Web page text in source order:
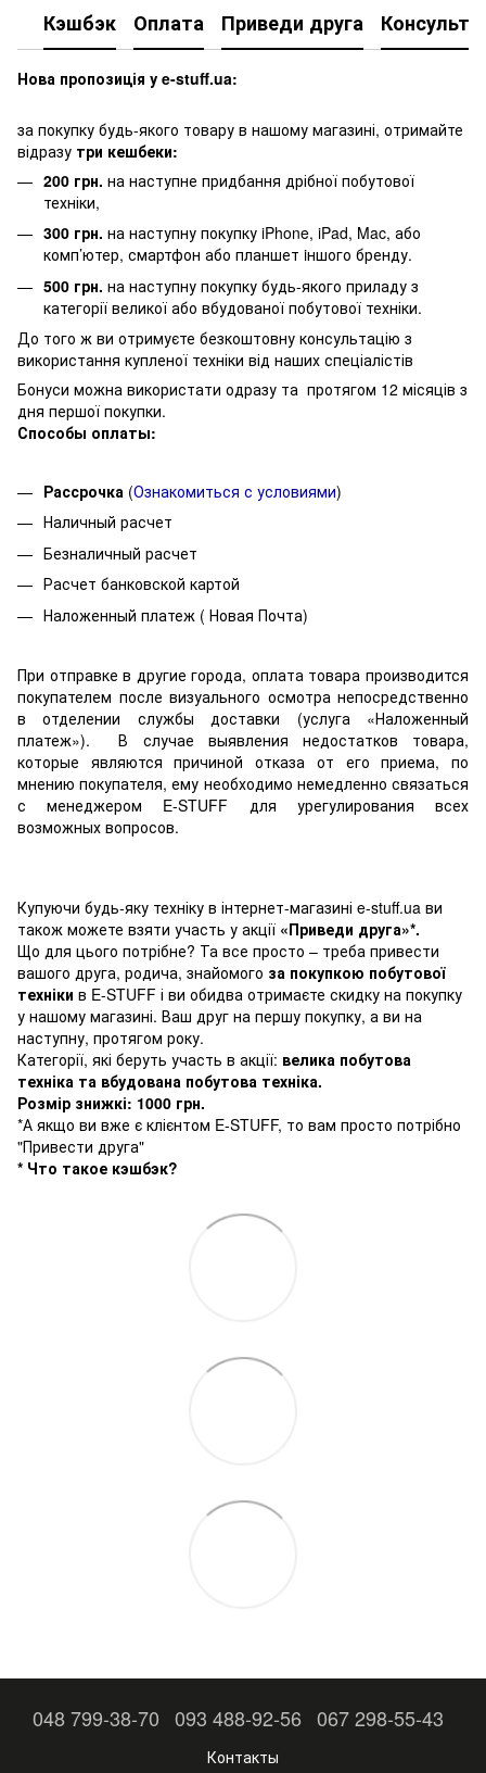
Кэшбэк Оплата Приведи друга
Нова пропозиція у e-stuff.ua:
за покупку будь-якого товару в нашому магазині, отримайте
відразу три кешбеки:
200 грн. на наступне придбання дрібної побутової
техніки,
300 грн. на наступну покупку iPhone, iPad, Mac, або
комп’ютер, смартфон або планшет iншого бренду.
500 грн. на наступну покупку будь-якого приладу з
категорії великої або вбудованої побутової техніки.
До того ж ви отримуєте безкоштовну консультацію з
використання купленої техніки від наших спеціалістів
Бонуси можна використати одразу та протягом 12 місяців з
дня першої покупки.
Способы оплаты:
Рассрочка (Ознакомиться с условиями)
Наличный расчет
Безналичный расчет
Расчет банковской картой
Наложенный платеж ( Новая Почта)
При отправке в другие города, оплата товара производится
покупателем после визуального осмотра непосредственно
в отделении службы доставки (услуга «Наложенный
платеж»). В случае выявления недостатков товара,
которые являются причиной отказа от его приема, по
мнению покупателя, ему необходимо немедленно связаться
с менеджером E-STUFF для урегулирования всех
возможных вопросов.
Купуючи будь-яку техніку в інтернет-магазині e-stuff.ua ви
також можете взяти участь у акції «Приведи друга»*.
Що для цього потрібне? Та все просто – треба привести
вашого друга, родича, знайомого за покупкою побутової
техніки в E-STUFF і ви обидва отримаєте скидку на покупку
у нашому магазині. Ваш друг на першу покупку, а ви на
наступну, протягом року.
Категорії, які беруть участь в акції: велика побутова
техніка та вбудована побутова техніка.
Розмір знижкі: 1000 грн.
*А якщо ви вже є клієнтом E-STUFF, то вам просто потрібно
"Привести друга"
* Что такое кэшбэк?
048 799-38-70 093 488-92-56 067 298-55-43
Контакты